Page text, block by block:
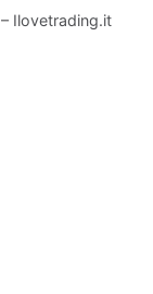
Ilovetrading.it